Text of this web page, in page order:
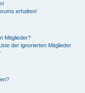
erhalten!
Mitglieder?
der ignorierten Mitglieder